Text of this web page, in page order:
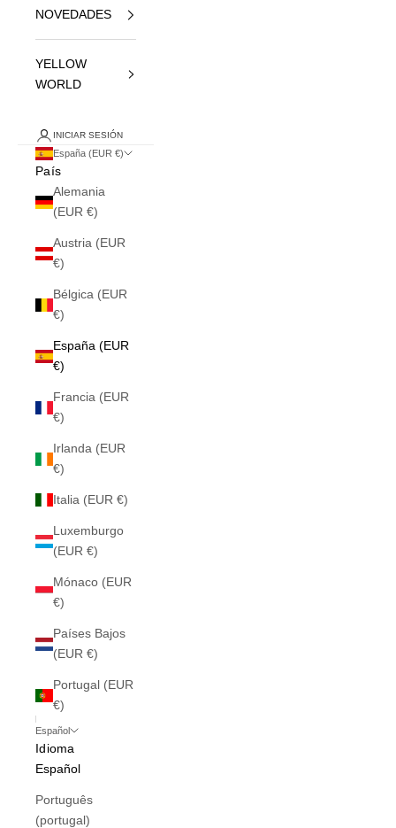
NOVEDADES
YELLOW
WORLD
INICIAR SESIÓN
España (EUR €)
País
Alemania
(EUR €)
Austria (EUR
€)
Bélgica (EUR
€)
España (EUR
€)
Francia (EUR
€)
Irlanda (EUR
€)
Italia (EUR €)
Luxemburgo
(EUR €)
Mónaco (EUR
€)
Países Bajos
(EUR €)
Portugal (EUR
€)
Español
Idioma
Español
Português
(portugal)